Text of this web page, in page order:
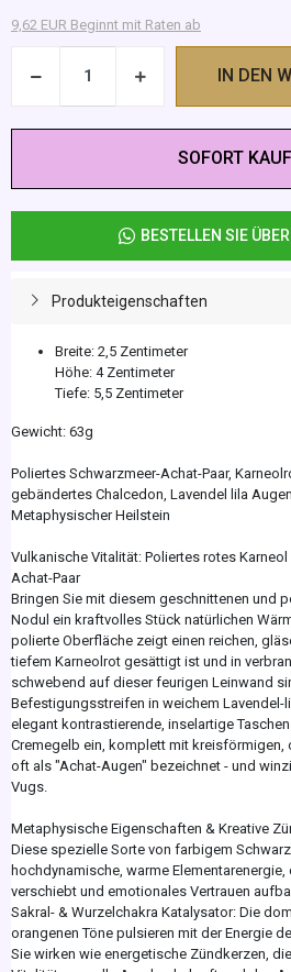
9,62 EUR Beginnt mit Raten ab
IN DEN
SOFORT
BESTELLEN SIE
Produkteigenschaften
Breite: 2,5 Zentimeter
Höhe: 4 Zentimeter
Tiefe: 5,5 Zentimeter
Gewicht: 63g
Poliertes Schwarzmeer-Achat-Paar,
gebändertes Chalcedon, Lavendel lila
Metaphysischer Heilstein
Vulkanische Vitalität: Poliertes rotes
Achat-Paar
Bringen Sie mit diesem geschnittenen und
Nodul ein kraftvolles Stück natürlichen
polierte Oberfläche zeigt einen reichen,
tiefem Karneolrot gesättigt ist und in
schwebend auf dieser feurigen Leinwand
Befestigungsstreifen in weichem Lavendel-
elegant kontrastierende, inselartige
Cremegelb ein, komplett mit kreisförmigen,
oft als "Achat-Augen" bezeichnet - und
Vugs.
Metaphysische Eigenschaften & Kreative
Diese spezielle Sorte von farbigem
hochdynamische, warme
verschiebt und emotionales Vertrauen
Sakral- & Wurzelchakra Katalysator: Die
orangenen Töne pulsieren mit der Energie
Sie wirken wie energetische Zündkerzen,